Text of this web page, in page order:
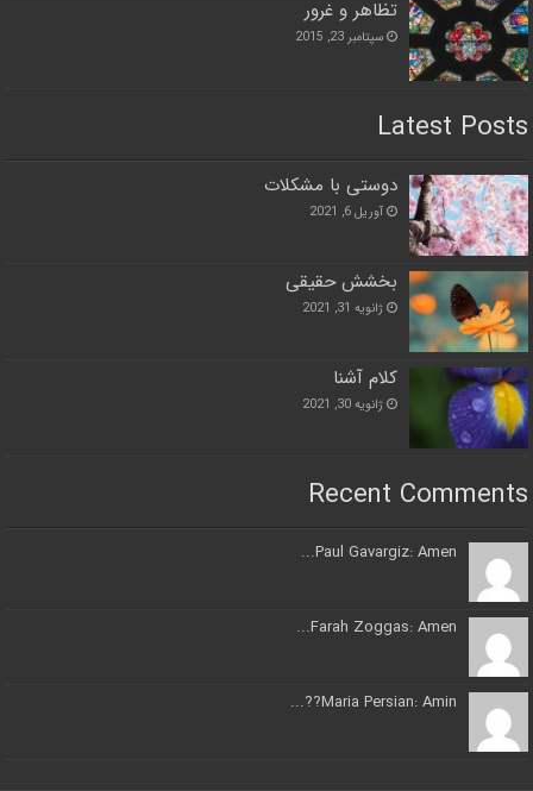
تظاهر و غرور
سپتامبر 23, 2015
Latest Posts
دوستی با مشکلات
آوریل 6, 2021
بخشش حقیقی
ژانویه 31, 2021
کلام آشنا
ژانویه 30, 2021
Recent Comments
Paul Gavargiz: Amen...
Farah Zoggas: Amen...
Maria Persian: Amin??...